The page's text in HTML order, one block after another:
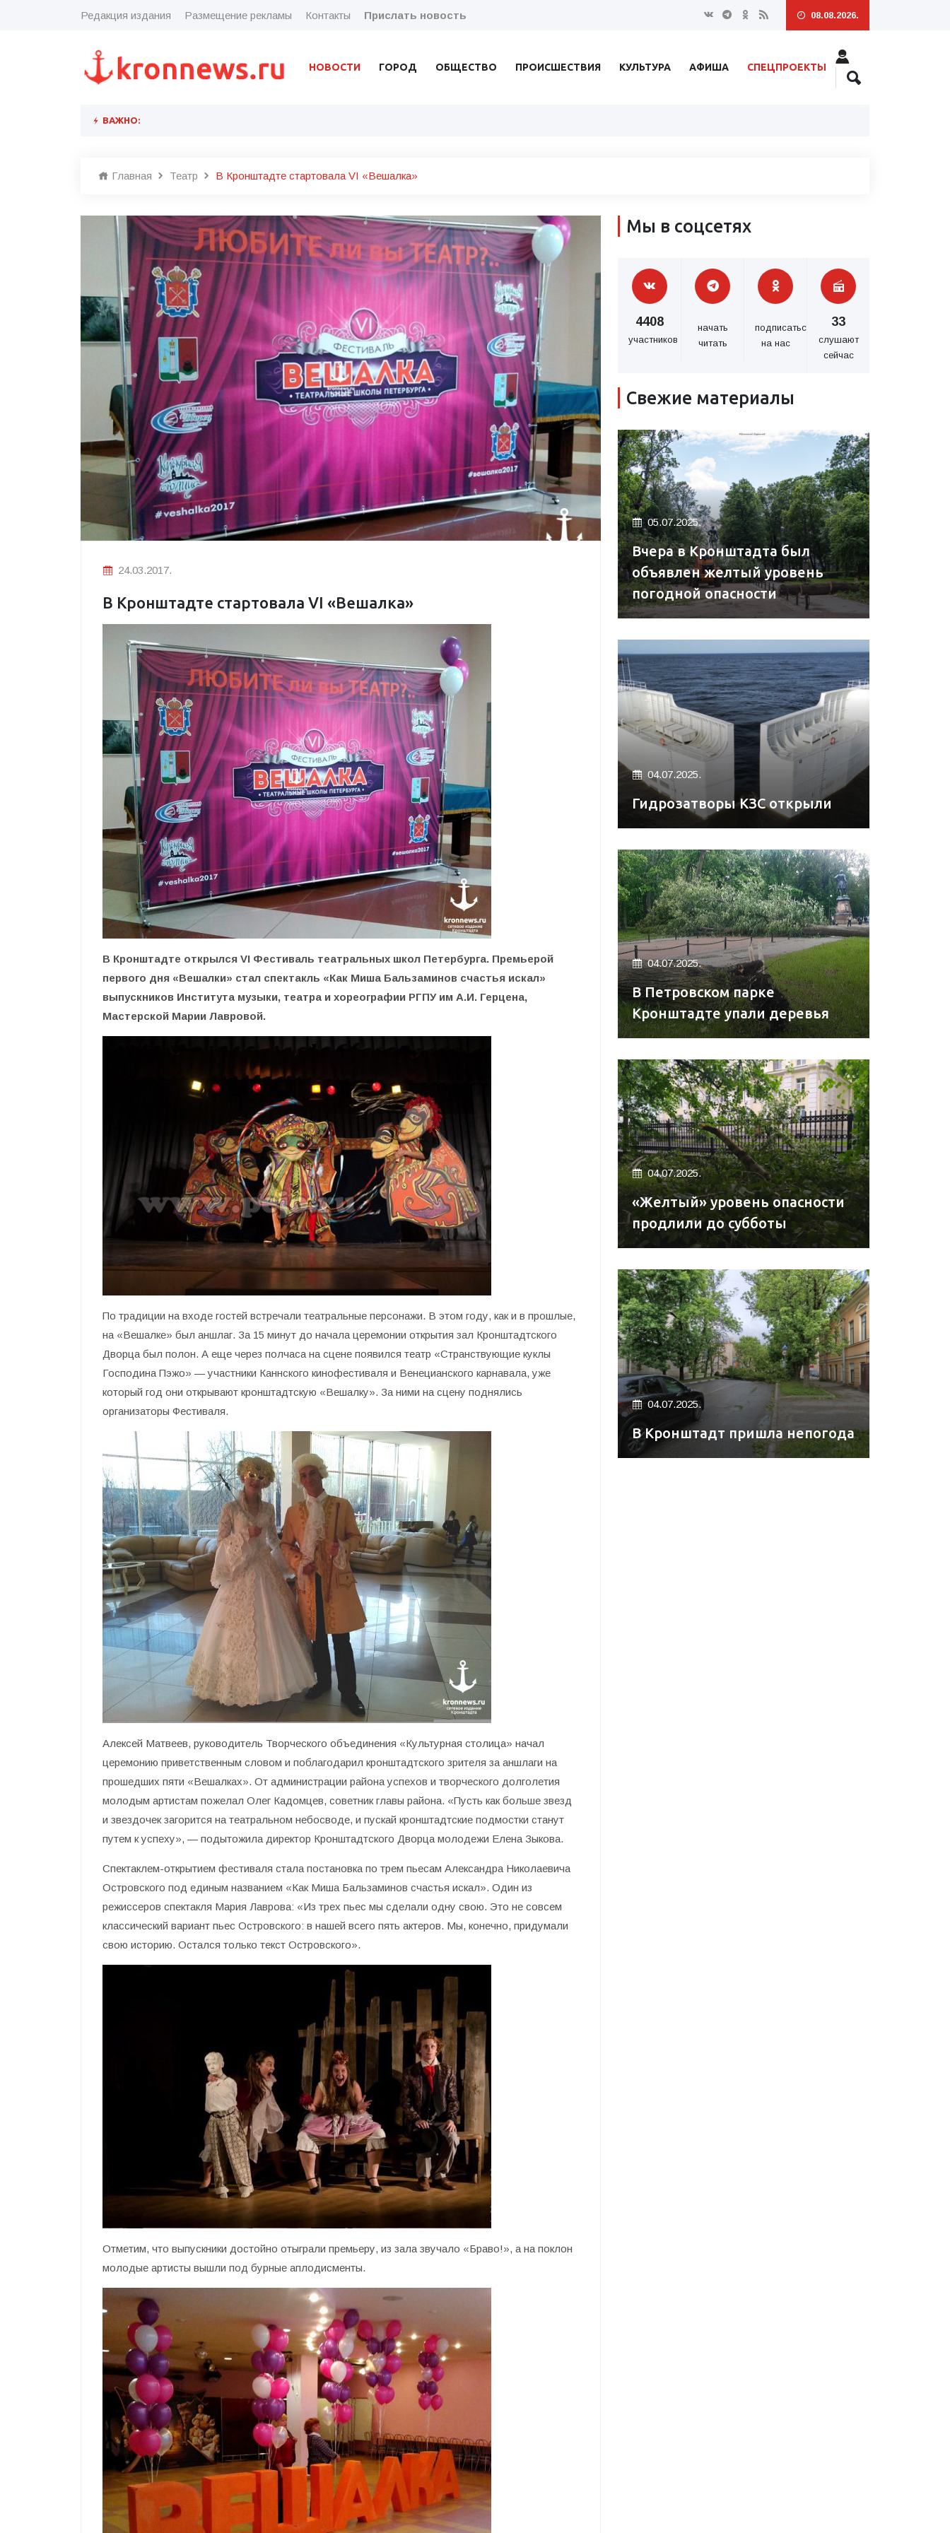
Редакция издания Размещение рекламы Контакты Прислать новость 08.08.2026.
НОВОСТИ ГОРОД ОБЩЕСТВО ПРОИСШЕСТВИЯ КУЛЬТУРА АФИША СПЕЦПРОЕКТЫ
ВАЖНО:
Главная Театр В Кронштадте стартовала VI «Вешалка»
24.03.2017.
В Кронштадте стартовала VI «Вешалка»
В Кронштадте открылся VI Фестиваль театральных школ Петербурга. Премьерой
первого дня «Вешалки» стал спектакль «Как Миша Бальзаминов счастья искал»
выпускников Института музыки, театра и хореографии РГПУ им А.И. Герцена,
Мастерской Марии Лавровой.
По традиции на входе гостей встречали театральные персонажи. В этом году, как и в прошлые,
на «Вешалке» был аншлаг. За 15 минут до начала церемонии открытия зал Кронштадтского
Дворца был полон. А еще через полчаса на сцене появился театр «Странствующие куклы
Господина Пэжо» — участники Каннского кинофестиваля и Венецианского карнавала, уже
который год они открывают кронштадтскую «Вешалку». За ними на сцену поднялись
организаторы Фестиваля.
Алексей Матвеев, руководитель Творческого объединения «Культурная столица» начал
церемонию приветственным словом и поблагодарил кронштадтского зрителя за аншлаги на
прошедших пяти «Вешалках». От администрации района успехов и творческого долголетия
молодым артистам пожелал Олег Кадомцев, советник главы района. «Пусть как больше звезд
и звездочек загорится на театральном небосводе, и пускай кронштадтские подмостки станут
путем к успеху», — подытожила директор Кронштадтского Дворца молодежи Елена Зыкова.
Спектаклем-открытием фестиваля стала постановка по трем пьесам Александра Николаевича
Островского под единым названием «Как Миша Бальзаминов счастья искал». Один из
режиссеров спектакля Мария Лаврова: «Из трех пьес мы сделали одну свою. Это не совсем
классический вариант пьес Островского: в нашей всего пять актеров. Мы, конечно, придумали
свою историю. Остался только текст Островского».
Отметим, что выпускники достойно отыграли премьеру, из зала звучало «Браво!», а на поклон
молодые артисты вышли под бурные аплодисменты.
Мы в соцсетях
4408
участников
начать
читать
подписаться
на нас
33
слушают
сейчас
Свежие материалы
05.07.2025.
Вчера в Кронштадта был
объявлен желтый уровень
погодной опасности
04.07.2025.
Гидрозатворы КЗС открыли
04.07.2025.
В Петровском парке
Кронштадте упали деревья
04.07.2025.
«Желтый» уровень опасности
продлили до субботы
04.07.2025.
В Кронштадт пришла непогода